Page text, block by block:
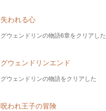
失われる心
グウェンドリンの物語6章をクリアした
グウェンドリンエンド
グウェンドリンの物語をクリアした
呪われ王子の冒険